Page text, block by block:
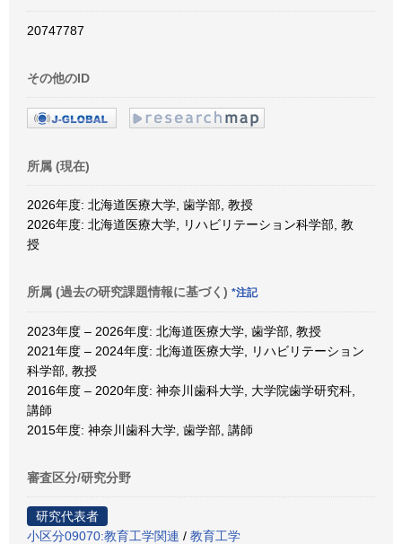
20747787
その他のID
所属 (現在)
2026年度: 北海道医療大学, 歯学部, 教授
2026年度: 北海道医療大学, リハビリテーション科学部, 教
授
所属 (過去の研究課題情報に基づく) *注記
2023年度 – 2026年度: 北海道医療大学, 歯学部, 教授
2021年度 – 2024年度: 北海道医療大学, リハビリテーション
科学部, 教授
2016年度 – 2020年度: 神奈川歯科大学, 大学院歯学研究科,
講師
2015年度: 神奈川歯科大学, 歯学部, 講師
審査区分/研究分野
研究代表者
小区分09070:教育工学関連 / 教育工学